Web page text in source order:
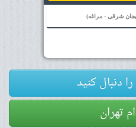
شرقی - مراغه)
دنبال کنید
تهران